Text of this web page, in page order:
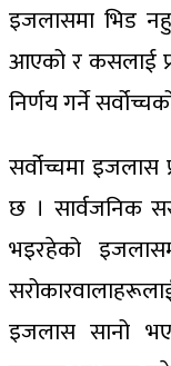
इजलासमा भिड
आएको र कसलाई
निर्णय गर्ने
सर्वोच्चमा इजलास
छ । सार्वजनिक
भइरहेको
इजलास सानो